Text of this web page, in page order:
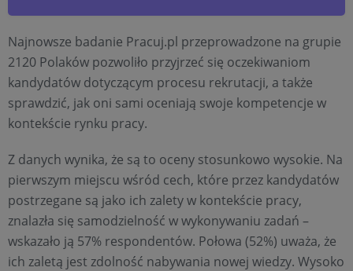
Najnowsze badanie Pracuj.pl przeprowadzone na grupie
2120 Polaków pozwoliło przyjrzeć się oczekiwaniom
kandydatów dotyczącym procesu rekrutacji, a także
sprawdzić, jak oni sami oceniają swoje kompetencje w
kontekście rynku pracy.
Z danych wynika, że są to oceny stosunkowo wysokie. Na
pierwszym miejscu wśród cech, które przez kandydatów
postrzegane są jako ich zalety w kontekście pracy,
znalazła się samodzielność w wykonywaniu zadań –
wskazało ją 57% respondentów. Połowa (52%) uważa, że
ich zaletą jest zdolność nabywania nowej wiedzy. Wysoko